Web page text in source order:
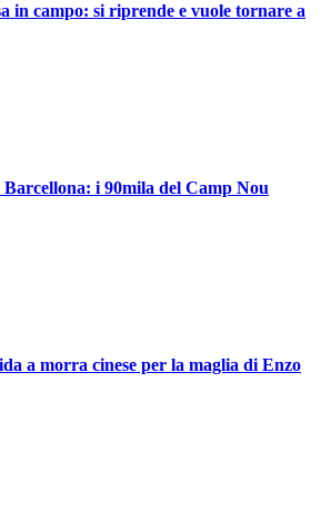
in campo: si riprende e vuole tornare a
i 90mila del Camp Nou
a morra cinese per la maglia di Enzo